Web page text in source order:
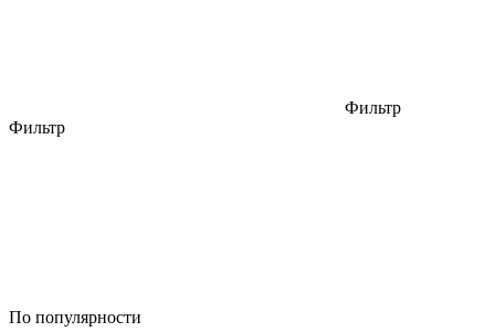
Фильтр
Фильтр
По популярности